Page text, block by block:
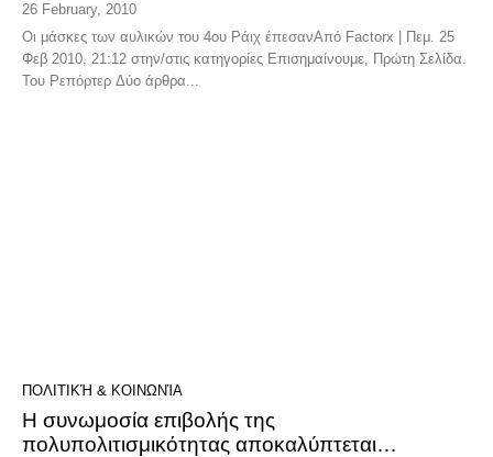
26 February, 2010
Οι μάσκες των αυλικών του 4ου Ράιχ έπεσανΑπό Factorx | Πεμ. 25
Φεβ 2010, 21:12 στην/στις κατηγορίες Επισημαίνουμε, Πρώτη Σελίδα.
Του Ρεπόρτερ Δύο άρθρα...
ΠΟΛΙΤΙΚΉ & ΚΟΙΝΩΝΊΑ
Η συνωμοσία επιβολής της
πολυπολιτισμικότητας αποκαλύπτεται…